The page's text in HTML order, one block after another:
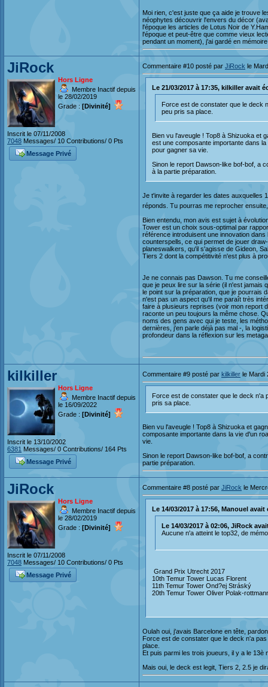
Moi rien, c'est juste que ça aide je trouve
néophytes découvrir l'envers du décor
l'époque les articles de Lotus Noir de
l'époque et peut-être que comme vieux
pendant un moment), j'ai gardé en
JiRock
Hors Ligne
Membre Inactif depuis
le 28/02/2019
Grade : [Divinité]
Inscrit le 07/11/2008
7048 Messages/ 10 Contributions/ 0 Pts
Message Privé
Commentaire #10 posté par JiRock le
Le 21/03/2017 à 17:35, kilkiller avait
Force est de constater que le deck
peu pris sa place.
Bien vu l'aveugle ! Top8 à Shizuoka et
est une composante importante dans
pour gagner sa vie.
Sinon le report Dawson-like bof-bof, a
à la partie préparation.
Je t'invite à regarder les dates auxquelles
réponds. Tu pourras me reprocher
Bien entendu, mon avis est sujet à
Tower est un choix sous-optimal par
référence introduisent une innovation
counterspells, ce qui permet de jouer
planeswalkers, qu'il s'agisse de Gideon,
Tiers 2 dont la compétitivité n'est plus à
Je ne connais pas Dawson. Tu me
que je peux lire sur la série (il n'est jamais
le point sur la préparation, que je pourrais
n'est pas un aspect qu'il me paraît très
faire à plusieurs reprises (voir mon report
raconte un peu toujours la même chose.
noms des gens avec qui je teste, les
dernières, j'en parle déjà pas mal -, la
profondeur dans la réflexion sur les
kilkiller
Hors Ligne
Membre Inactif depuis
le 16/09/2022
Grade : [Divinité]
Inscrit le 13/10/2002
6381 Messages/ 0 Contributions/ 164 Pts
Message Privé
Commentaire #9 posté par kilkiller le Mardi
Force est de constater que le deck n'a
pris sa place.
Bien vu l'aveugle ! Top8 à Shizuoka et
composante importante dans la vie d'un
vie.
Sinon le report Dawson-like bof-bof, a
partie préparation.
JiRock
Hors Ligne
Membre Inactif depuis
le 28/02/2019
Grade : [Divinité]
Inscrit le 07/11/2008
7048 Messages/ 10 Contributions/ 0 Pts
Message Privé
Commentaire #8 posté par JiRock le
Le 14/03/2017 à 17:56, Manouel avait
Le 14/03/2017 à 02:06, JiRock
Aucune n'a atteint le top32, de
Grand Prix Utrecht 2017
10th Temur Tower Lucas Florent
11th Temur Tower Ond?ej Stráský
20th Temur Tower Oliver Polak-
Oulah oui, j'avais Barcelone en tête,
Force est de constater que le deck n'a
place.
Et puis parmi les trois joueurs, il y a le 13è
Mais oui, le deck est legit, Tiers 2, 2.5 je